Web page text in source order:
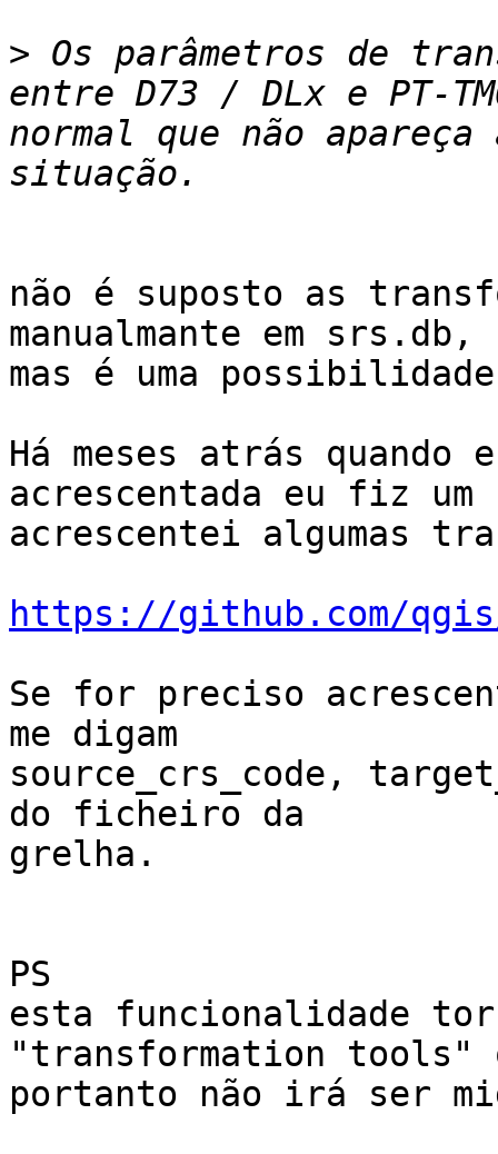
> Os parâmetros de
entre D73 / DLx e PT-
normal que não
não é suposto as
manualmante em srs.db,
mas é uma
Há meses atrás
acrescentada eu fiz um
acrescentei algumas
https://github.com/qgis/
Se for preciso
me digam
source_crs_code,
do ficheiro da
grelha.
PS
esta funcionalidade
"transformation tools"
portanto não irá ser